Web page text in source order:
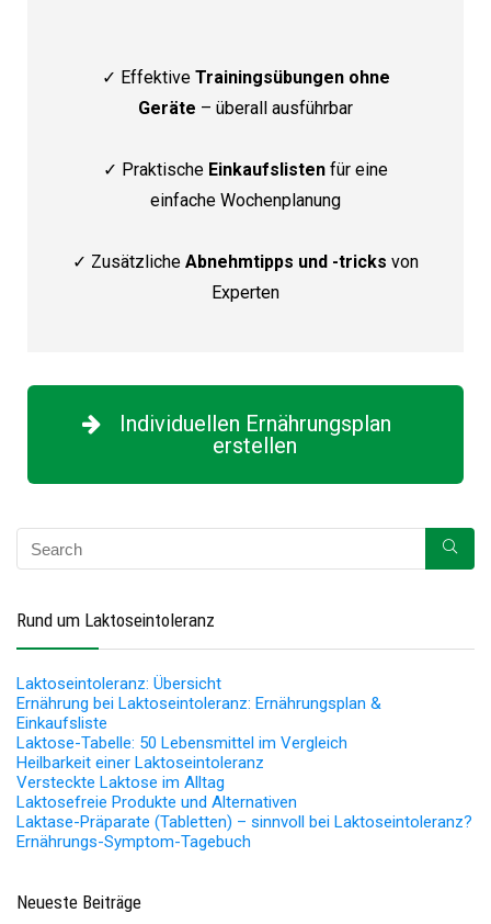
✓ Effektive Trainingsübungen ohne
Geräte – überall ausführbar
✓ Praktische Einkaufslisten für eine
einfache Wochenplanung
✓ Zusätzliche Abnehmtipps und -tricks von
Experten
Individuellen Ernährungsplan
erstellen
Rund um Laktoseintoleranz
Laktoseintoleranz: Übersicht
Ernährung bei Laktoseintoleranz: Ernährungsplan &
Einkaufsliste
Laktose-Tabelle: 50 Lebensmittel im Vergleich
Heilbarkeit einer Laktoseintoleranz
Versteckte Laktose im Alltag
Laktosefreie Produkte und Alternativen
Laktase-Präparate (Tabletten) – sinnvoll bei Laktoseintoleranz?
Ernährungs-Symptom-Tagebuch
Neueste Beiträge